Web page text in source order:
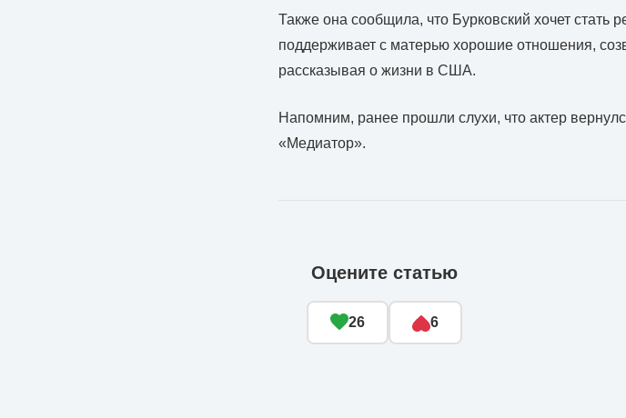
Также она сообщила, что Бурковский хочет стать
поддерживает с матерью хорошие отношения,
рассказывая о жизни в США.
Напомним, ранее прошли слухи, что актер
«Медиатор».
Оцените статью
26 6